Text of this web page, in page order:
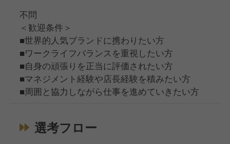
不問
＜歓迎条件＞
■世界的人気ブランドに携わりたい方
■ワークライフバランスを重視したい方
■自身の頑張りを正当に評価されたい方
■マネジメント経験や店長経験を積みたい方
■周囲と協力しながら仕事を進めていきたい方
選考フロー